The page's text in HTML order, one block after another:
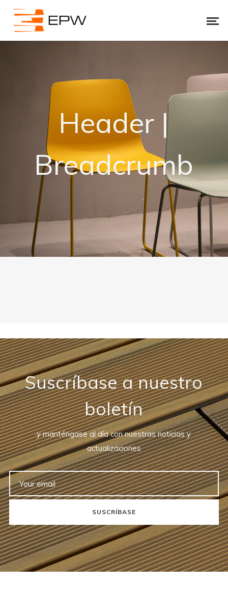
Header |
Breadcrumb
Suscríbase a nuestro
boletín
y manténgase al día con nuestras noticias y
actualizaciones
SUSCRÍBASE